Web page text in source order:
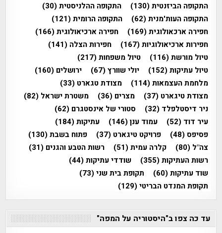
התקופה הביזנטית(130) התקופה ההלניסטית(30)
התקופה העות'מנית(62) התקופה הרומית(121)
חפירה ארכאולוגית(169) חפירה ארכיאולוגית(166)
חפירות ארכיאולוגיות(167) חפירות הצלה (141)
טיול מורשת(116) טיול משפחות(217)
טיול עתיקות(152) יולי שוורץ(67) ירושלים (160)
מלחמת העצמאות(114) מצודת טגארט (33)
מצודת טיגארט (37) מצרים (36) משטרת ישראל (82)
ניר דיסטלפלד (32) סטורי של אינסטגרם (62)
עיר דוד (52) עמוד ענן(146) עתיקות(184)
פסיפס(48) פרויקט טיגארט (37) פתוח בשבת(130)
צה"ל (80) קלרה עמית(51) רשות הטבע והגנים (31)
רשות העתיקות(355) שודדי עתיקות(44)
שוד עתיקות(60) תקופת בית שני(73)
תקופת המנדט הבריטי(129)
עד כה צפו ב"היסטוריה על המפה"